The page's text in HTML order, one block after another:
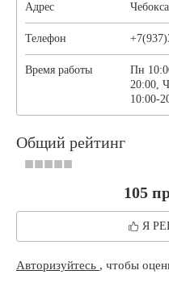
Адрес
Телефон
Время работы
Пн
20:00,
10:00-
Общий рейтинг
105
Я
Авторизуйтесь , чтобы